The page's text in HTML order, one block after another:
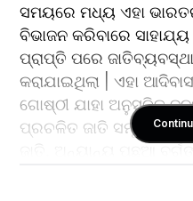
ସମୟରେ ମଧ୍ୟ ଏହା
ବିଭାଜନ କରିବାରେ
ପ୍ରାପ୍ତି ପରେ
କରାଯାଇଥିଲା | ଏହା
ଗୋଷ୍ଠୀ ଯାହା ଅନୁସୂଚିତ
ପ୍ରଚଳିତ ଜାତି ସମୂହଙ୍କୁ